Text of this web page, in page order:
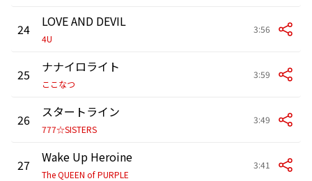
24 LOVE AND DEVIL
4U
3:56
25 ナナイロライト
ここなつ
3:59
26 スタートライン
777☆SISTERS
3:49
27 Wake Up Heroine
The QUEEN of PURPLE
3:41